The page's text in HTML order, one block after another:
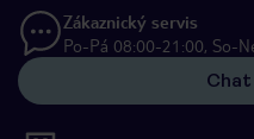
Zákaznický servis
Po-Pá 08:00-21:00, So-
Chat